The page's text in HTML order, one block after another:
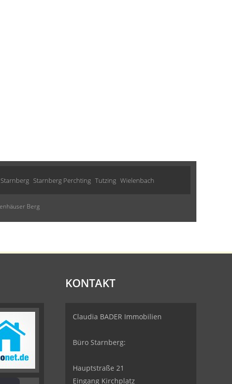
Starnberg Starnberg Perchting Tutzing Wielenbach
Berg
KONTAKT
Claudia BADER Immobilien
Büro Starnberg:
Hauptstraße 21
Eingang Kirchplatz